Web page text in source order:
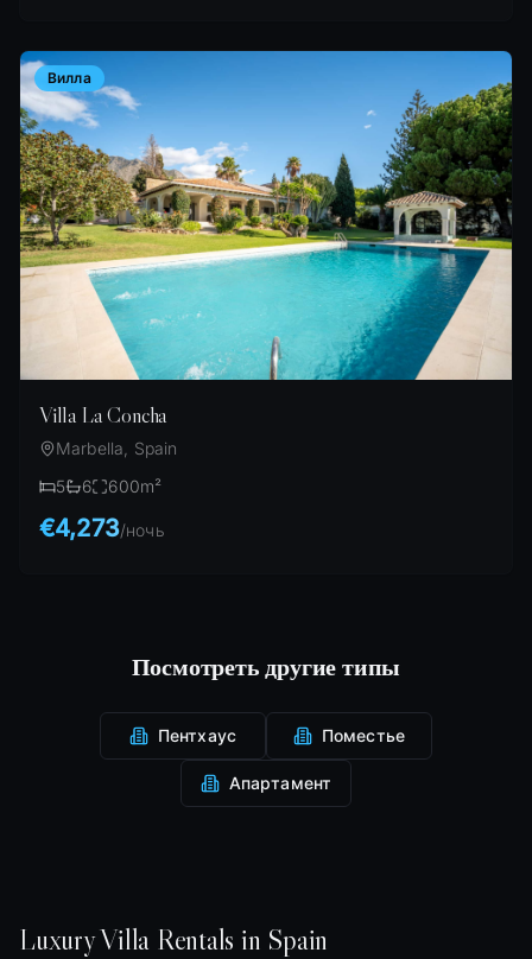
Вилла
Villa La Concha
Marbella, Spain
5
6 600m²
€4,273/ночь
Посмотреть другие типы
Пентхаус Поместье
Апартамент
LuxuryVilla Rentals in Spain